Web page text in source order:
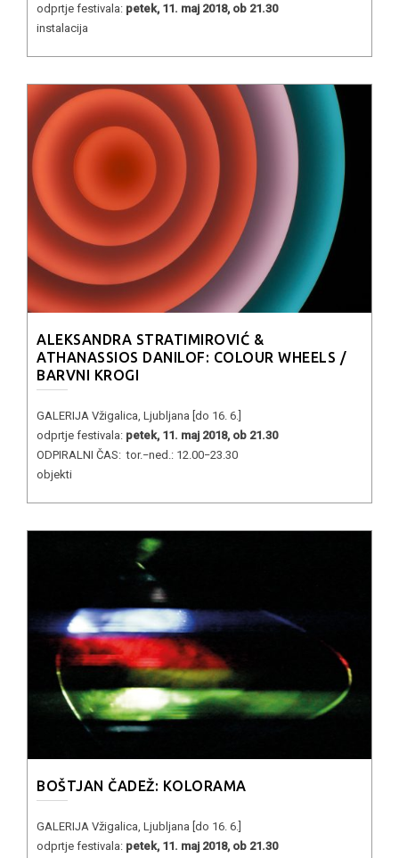
odprtje festivala: petek, 11. maj 2018, ob 21.30
instalacija
ALEKSANDRA STRATIMIROVIĆ &
ATHANASSIOS DANILOF: COLOUR WHEELS /
BARVNI KROGI
GALERIJA Vžigalica, Ljubljana [do 16. 6.]
odprtje festivala: petek, 11. maj 2018, ob 21.30
ODPIRALNI ČAS: tor.−ned.: 12.00−23.30
objekti
BOŠTJAN ČADEŽ: KOLORAMA
GALERIJA Vžigalica, Ljubljana [do 16. 6.]
odprtje festivala: petek, 11. maj 2018, ob 21.30